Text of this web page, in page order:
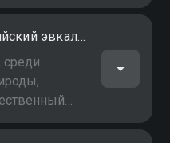
Гигантский австралийский эвкалипт
среди
эвкалипт.